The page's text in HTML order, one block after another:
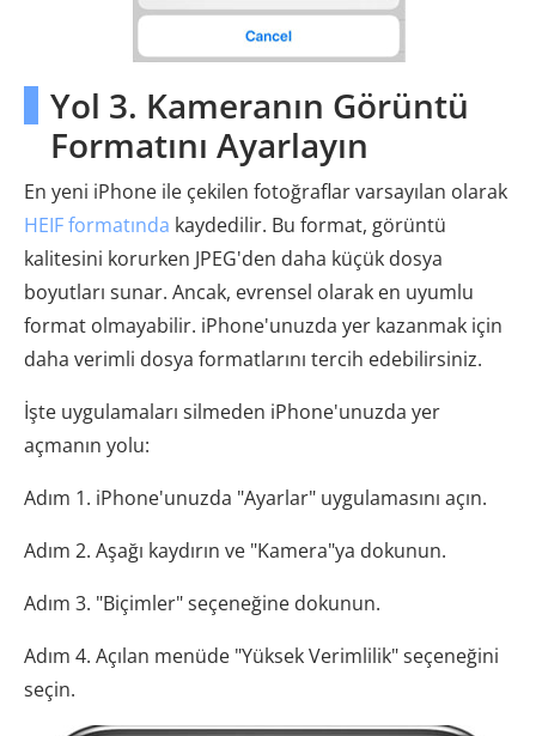
Yol 3. Kameranın Görüntü
Formatını Ayarlayın
En yeni iPhone ile çekilen fotoğraflar varsayılan olarak
HEIF formatında kaydedilir. Bu format, görüntü
kalitesini korurken JPEG'den daha küçük dosya
boyutları sunar. Ancak, evrensel olarak en uyumlu
format olmayabilir. iPhone'unuzda yer kazanmak için
daha verimli dosya formatlarını tercih edebilirsiniz.
İşte uygulamaları silmeden iPhone'unuzda yer
açmanın yolu:
Adım 1. iPhone'unuzda "Ayarlar" uygulamasını açın.
Adım 2. Aşağı kaydırın ve "Kamera"ya dokunun.
Adım 3. "Biçimler" seçeneğine dokunun.
Adım 4. Açılan menüde "Yüksek Verimlilik" seçeneğini
seçin.